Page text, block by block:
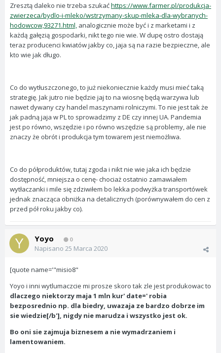
Zresztą daleko nie trzeba szukaćhttps://www.farmer.pl/produkcja-
zwierzeca/bydlo-i-mleko/wstrzymany-skup-mleka-dla-wybranych-
hodowcow,93271.html, analogicznie może być i z marketami i z
każdą gałęzią gospodarki, nikt tego nie wie. W dupę ostro dostają
teraz producenci kwiatów jakby co, jaja są na razie bezpieczne, ale
kto wie jak długo.
Co do wytłuszczonego, to już niekoniecznie każdy musi mieć taką
strategię. Jak jutro nie będzie jaj to na wiosnę będą warzywa lub
nawet dywany czy handel maszynami rolniczymi. To nie jest tak że
jak padną jaja w PL to sprowadzimy z DE czy innej UA. Pandemia
jest po równo, wszędzie i po równo wszędzie są problemy, ale nie
znaczy że obrót i produkcja tym towarem jest niemożliwa.
Co do półproduktów, tutaj zgoda i nikt nie wie jaka ich będzie
dostępność, mniejsza o cenę- chociaż ostatnio zamawiałem
wytłaczanki i mile się zdziwiłem bo lekka podwyżka transportówek
jednak znacząca obniżka na detalicznych (porównywałem do cen z
przed pół roku jakby co).
Yoyo 0
Napisano 25 Marca 2020
[quote name='"misio8"
Yoyo i inni wytlumaczcie mi prosze skoro tak zle jest produkowac to
dlaczego niektorzy maja 1 mln kur' date=' robia
bezposrednio np. dla biedry, uwazaja ze bardzo dobrze im
sie wiedzie[/b'], nigdy nie marudza i wszystko jest ok.
Bo oni sie zajmuja biznesem a nie wymadrzaniem i
lamentowaniem.